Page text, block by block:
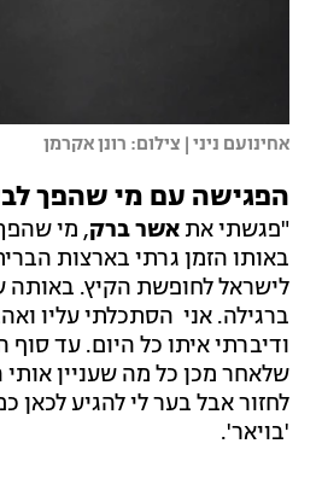
אחינועם ניני | צילום: רונן אקרמן
הפגישה עם מי שהפך
"פגשתי את אשר ברק
באותו הזמן גרתי בארצות
לישראל לחופשת הקיץ. באותה
ברגילה. אני הסתכלתי עליו
ודיברתי איתו כל היום. עד
שלאחר מכן כל מה שעניין אותי
לחזור אבל בער לי להגיע
'בויאר'.